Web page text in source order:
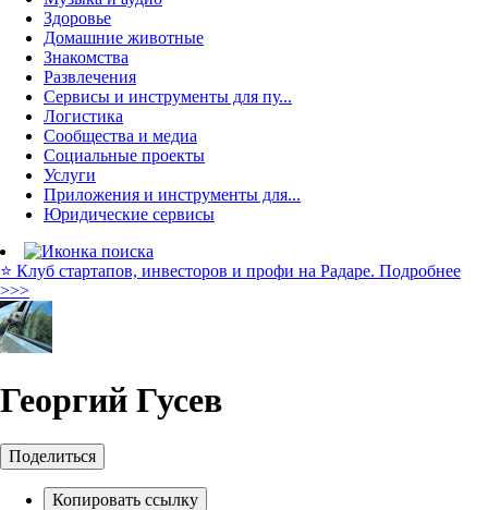
Здоровье
Домашние животные
Знакомства
Развлечения
Сервисы и инструменты для пу...
Логистика
Сообщества и медиа
Социальные проекты
Услуги
Приложения и инструменты для...
Юридические сервисы
⭐️ Клуб стартапов, инвесторов и профи на Радаре. Подробнее
>>>
Георгий Гусев
Поделиться
Копировать ссылку